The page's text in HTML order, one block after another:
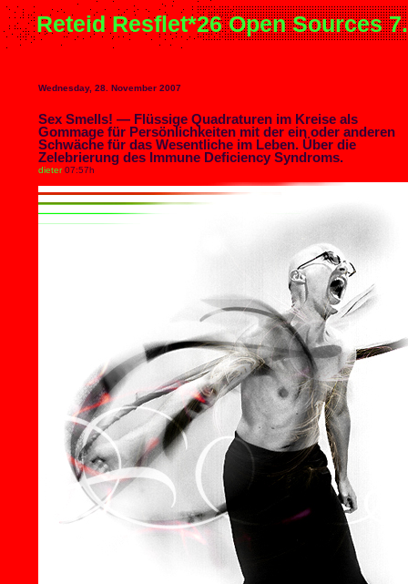
Reteid Resflet*26 Open Sources
Wednesday, 28. November 2007
Sex Smells! — Flüssige Quadraturen im Kreise als
Gommage für Persönlichkeiten mit der ein oder anderen
Schwäche für das Wesentliche im Leben. Über die
Zelebrierung des Immune Deficiency Syndroms.
dieter07:57h